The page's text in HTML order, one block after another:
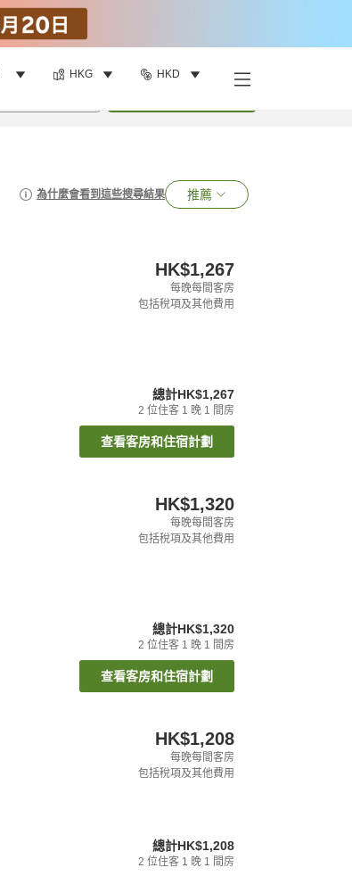
HKG HKD
為什麼會看到這些搜尋結果 推薦
HK$1,267
每晚每間客房
包括稅項及其他費用
總計HK$1,267
2 位住客 1 晚 1 間房
查看客房和住宿計劃
HK$1,320
每晚每間客房
包括稅項及其他費用
總計HK$1,320
2 位住客 1 晚 1 間房
查看客房和住宿計劃
HK$1,208
每晚每間客房
包括稅項及其他費用
總計HK$1,208
2 位住客 1 晚 1 間房